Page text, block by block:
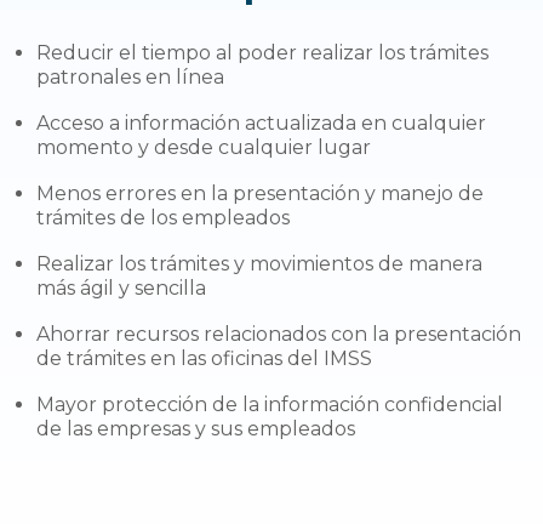
Reducir el tiempo al poder realizar los trámites
patronales en línea
Acceso a información actualizada en cualquier
momento y desde cualquier lugar
Menos errores en la presentación y manejo de
trámites de los empleados
Realizar los trámites y movimientos de manera
más ágil y sencilla
Ahorrar recursos relacionados con la presentación
de trámites en las oficinas del IMSS
Mayor protección de la información confidencial
de las empresas y sus empleados